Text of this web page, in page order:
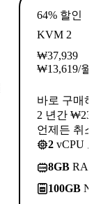
64% 할인
KVM 2
₩37,939
₩13,619/월
바로 구매
2 년간
언제든 취
2 vCPU
8GB
100GB